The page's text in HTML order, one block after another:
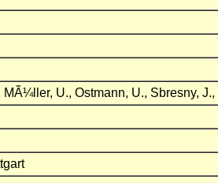
MÃ¼ller, U., Ostmann, U., Sbresny, J.,